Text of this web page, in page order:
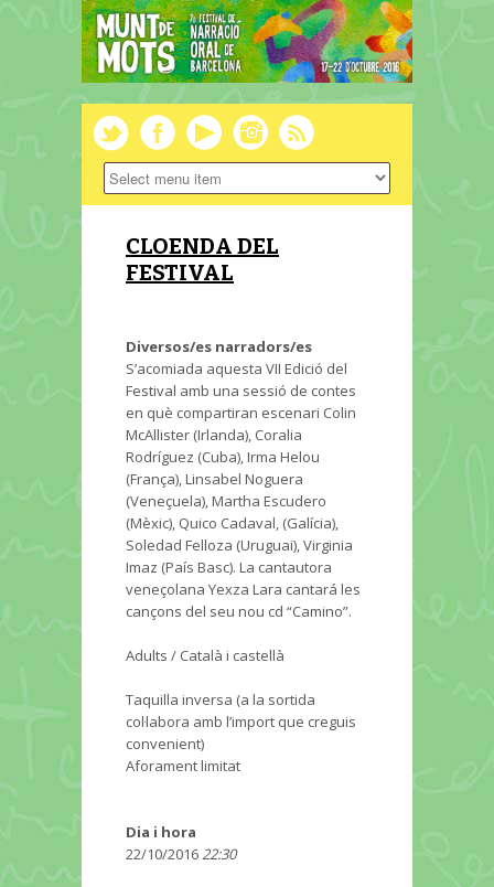
CLOENDA DEL
FESTIVAL
Diversos/es narradors/es
S’acomiada aquesta VII Edició del
Festival amb una sessió de contes
en què compartiran escenari Colin
McAllister (Irlanda), Coralia
Rodríguez (Cuba), Irma Helou
(França), Linsabel Noguera
(Veneçuela), Martha Escudero
(Mèxic), Quico Cadaval, (Galícia),
Soledad Felloza (Uruguai), Virginia
Imaz (País Basc). La cantautora
veneçolana Yexza Lara cantará les
cançons del seu nou cd “Camino”.
Adults / Català i castellà
Taquilla inversa (a la sortida
col·labora amb l’import que creguis
convenient)
Aforament limitat
Dia i hora
22/10/201622:30